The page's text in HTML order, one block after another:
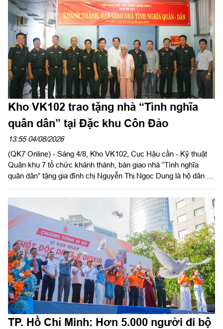
Kho VK102 trao tặng nhà “Tình nghĩa
quân dân” tại Đặc khu Côn Đảo
13:55 04/08/2026
(QK7 Online) - Sáng 4/8, Kho VK102, Cục Hậu cần - Kỹ thuật
Quân khu 7 tổ chức khánh thành, bàn giao nhà “Tình nghĩa
quân dân” tặng gia đình chị Nguyễn Thị Ngọc Dung là hộ dân có
Đảo, Thành phố Hồ Chí Minh. Đại tá Phạm Ngọc Sơn, Chính
ủy Cục Hậu cần - Kỹ thuật Quân khu đến dự và phát biểu chúc
mừng.
TP. Hồ Chí Minh: Hơn 5.000 người đi bộ